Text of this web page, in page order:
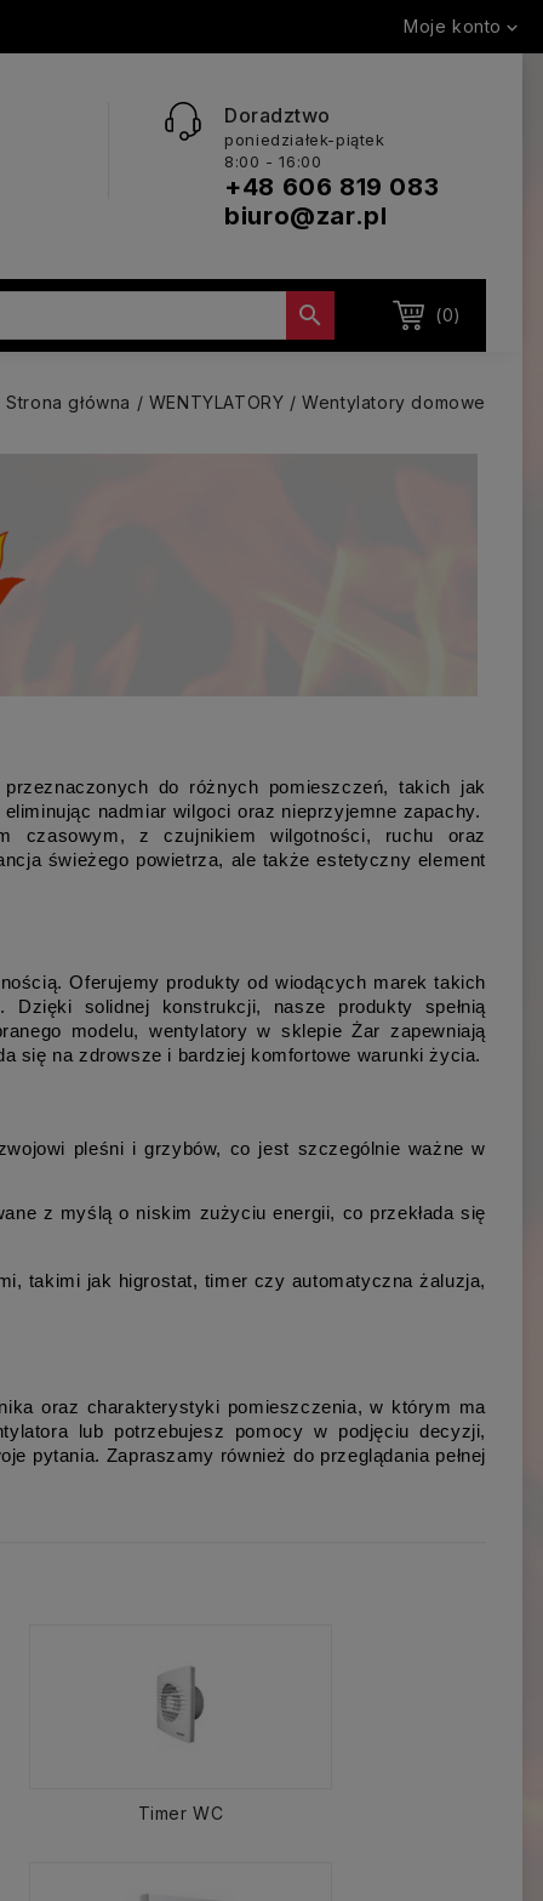
Moje konto 
Doradztwo
poniedziałek-piątek
8:00 - 16:00
+48 606 819 083
biuro@zar.pl
(0)

Strona główna WENTYLATORY Wentylatory domowe
do różnych pomieszczeń, takich jak
nadmiar wilgoci oraz nieprzyjemne zapachy.
czasowym, z czujnikiem wilgotności, ruchu oraz
świeżego powietrza, ale także estetyczny element
Oferujemy produkty od wiodących marek takich
solidnej konstrukcji, nasze produkty spełnią
modelu, wentylatory w sklepie Żar zapewniają
się na zdrowsze i bardziej komfortowe warunki życia.
pleśni i grzybów, co jest szczególnie ważne w
z myślą o niskim zużyciu energii, co przekłada się
takimi jak higrostat, timer czy automatyczna żaluzja,
oraz charakterystyki pomieszczenia, w którym ma
lub potrzebujesz pomocy w podjęciu decyzji,
pytania. Zapraszamy również do przeglądania pełnej
Timer WC